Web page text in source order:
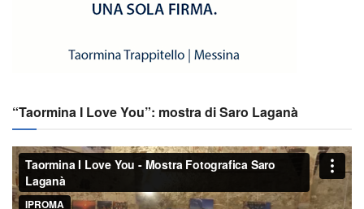
“Taormina I Love You”: mostra di Saro Laganà